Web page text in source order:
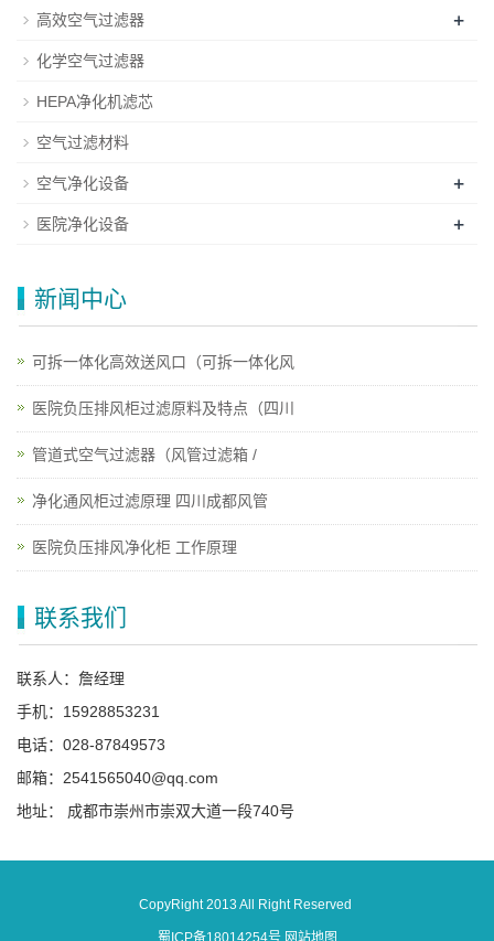
高效空气过滤器 +
化学空气过滤器
HEPA净化机滤芯
空气过滤材料
空气净化设备 +
医院净化设备 +
新闻中心
可拆一体化高效送风口（可拆一体化风
医院负压排风柜过滤原料及特点（四川
管道式空气过滤器（风管过滤箱 /
净化通风柜过滤原理 四川成都风管
医院负压排风净化柜 工作原理
联系我们
联系人：詹经理
手机：15928853231
电话：028-87849573
邮箱：2541565040@qq.com
地址： 成都市崇州市崇双大道一段740号
CopyRight 2013 All Right Reserved